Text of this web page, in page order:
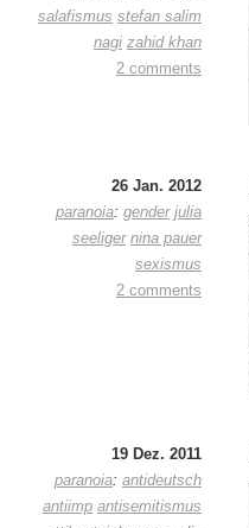
salafismus stefan salim
nagi zahid khan
2 comments
26 Jan. 2012
paranoia: gender julia
seeliger nina pauer
sexismus
2 comments
19 Dez. 2011
paranoia: antideutsch
antiimp antisemitismus